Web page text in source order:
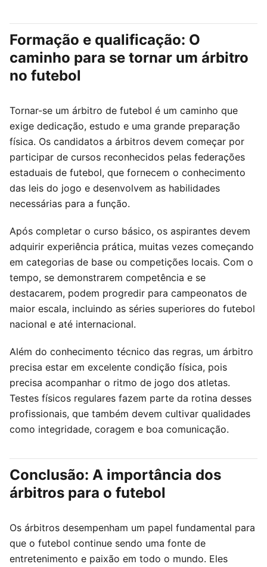
Formação e qualificação: O
caminho para se tornar um árbitro
no futebol
Tornar-se um árbitro de futebol é um caminho que
exige dedicação, estudo e uma grande preparação
física. Os candidatos a árbitros devem começar por
participar de cursos reconhecidos pelas federações
estaduais de futebol, que fornecem o conhecimento
das leis do jogo e desenvolvem as habilidades
necessárias para a função.
Após completar o curso básico, os aspirantes devem
adquirir experiência prática, muitas vezes começando
em categorias de base ou competições locais. Com o
tempo, se demonstrarem competência e se
destacarem, podem progredir para campeonatos de
maior escala, incluindo as séries superiores do futebol
nacional e até internacional.
Além do conhecimento técnico das regras, um árbitro
precisa estar em excelente condição física, pois
precisa acompanhar o ritmo de jogo dos atletas.
Testes físicos regulares fazem parte da rotina desses
profissionais, que também devem cultivar qualidades
como integridade, coragem e boa comunicação.
Conclusão: A importância dos
árbitros para o futebol
Os árbitros desempenham um papel fundamental para
que o futebol continue sendo uma fonte de
entretenimento e paixão em todo o mundo. Eles